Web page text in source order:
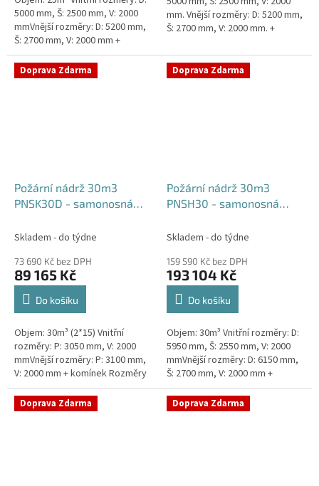
5000 mm, Š: 2500 mm, V: 2000
mmVnější rozměry: D: 5200 mm,
Š: 2700 mm, V: 2000 mm +
komínek Běžná doba dodání 2-3
týdny od objednávky. Rozměry...
mm. Vnější rozměry: D: 5200 mm,
Š: 2700 mm, V: 2000 mm. +
týdny od objednávky....
Doprava Zdarma
Požární nádrž 30m3
PNSK30D - samonosná
Skladem - do týdne
73 690 Kč bez DPH
89 165 Kč
Do košíku
Objem: 30m³ (2*15) Vnitřní
rozměry: P: 3050 mm, V: 2000
mmVnější rozměry: P: 3100 mm,
V: 2000 mm + komínek Rozměry
nádrže možno jakkoliv upravit -
vyrobíme nádrž na...
Doprava Zdarma
Požární nádrž 30m3
PNSH30 - samonosná
Skladem - do týdne
159 590 Kč bez DPH
193 104 Kč
Do košíku
Objem: 30m³ Vnitřní rozměry: D:
5950 mm, Š: 2550 mm, V: 2000
mmVnější rozměry: D: 6150 mm,
Š: 2700 mm, V: 2000 mm +
komínek Běžná doba dodání 2-3
týdny od objednávky. Rozměry...
Doprava Zdarma Doprava Zdarma